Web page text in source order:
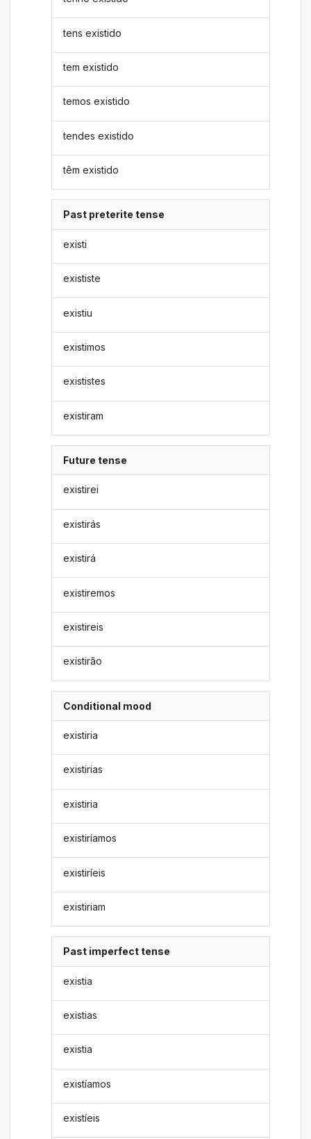
tens existido
tem existido
temos existido
tendes existido
têm existido
Past preterite tense
existi
exististe
existiu
existimos
exististes
existiram
Future tense
existirei
existirás
existirá
existiremos
existireis
existirão
Conditional mood
existiria
existirias
existiria
existiríamos
existiríeis
existiriam
Past imperfect tense
existia
existias
existia
existíamos
existíeis